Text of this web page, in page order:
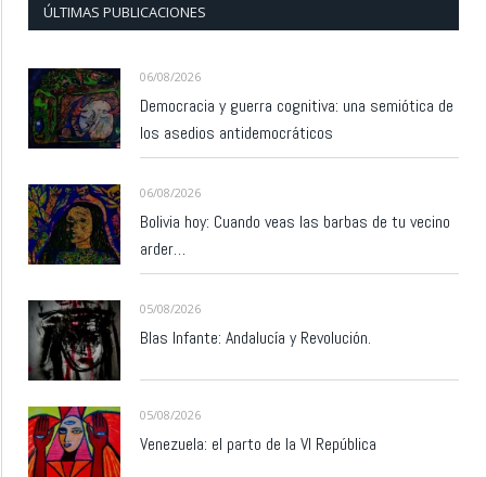
ÚLTIMAS PUBLICACIONES
06/08/2026
Democracia y guerra cognitiva: una semiótica de
los asedios antidemocráticos
06/08/2026
Bolivia hoy: Cuando veas las barbas de tu vecino
arder…
05/08/2026
Blas Infante: Andalucía y Revolución.
05/08/2026
Venezuela: el parto de la VI República